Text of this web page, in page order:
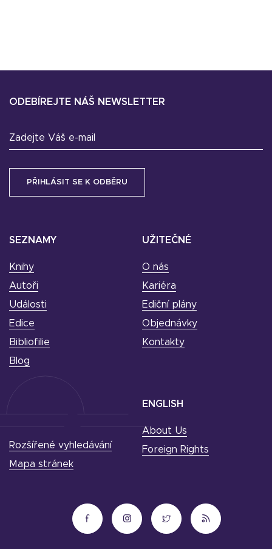
SEZNAMY
Knihy
Autoři
Události
Edice
Bibliofilie
Blog
UŽITEČNÉ
O nás
Kariéra
Ediční plány
Objednávky
Kontakty
ODEBÍREJTE NÁŠ NEWSLETTER
Zadejte Váš e-mail
ENGLISH
About Us
Foreign Rights
Rozšířené vyhledávání
Mapa stránek